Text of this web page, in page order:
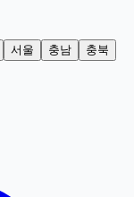
서울 충남 충북